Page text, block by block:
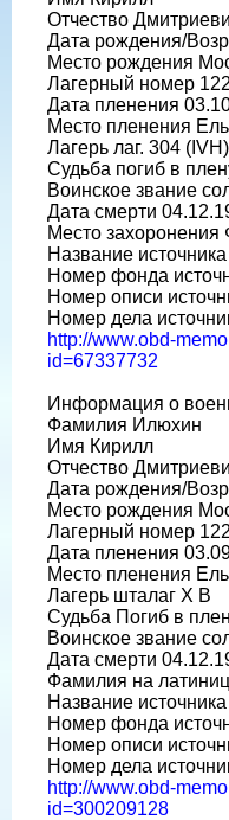
Отчество
Дата рождения/
Место рождения
Лагерный номер
Дата пленения
Место пленения
Лагерь лаг. 304 (IVH)
Судьба погиб в
Воинское звание
Дата смерти
Место захоронения
Название
Номер фонда
Номер описи
Номер дела
http://www.obd-
id=67337732
Информация о
Фамилия Илюхин
Имя Кирилл
Отчество
Дата рождения/
Место рождения
Лагерный номер
Дата пленения
Место пленения
Лагерь шталаг X B
Судьба Погиб в
Воинское звание
Дата смерти
Фамилия на
Название
Номер фонда
Номер описи
Номер дела
http://www.obd-
id=300209128